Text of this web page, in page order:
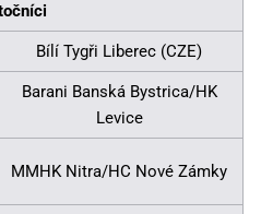
Bílí Tygři Liberec (CZE)
Barani Banská Bystrica/HK
Levice
MMHK Nitra/HC Nové Zámky